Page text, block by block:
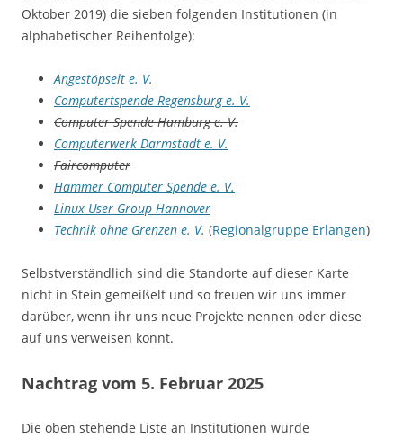
Oktober 2019) die sieben folgenden Institutionen (in
alphabetischer Reihenfolge):
Angestöpselt e. V.
Computertspende Regensburg e. V.
Computer Spende Hamburg e. V.
Computerwerk Darmstadt e. V.
Faircomputer
Hammer Computer Spende e. V.
Linux User Group Hannover
Technik ohne Grenzen e. V. (Regionalgruppe Erlangen)
Selbstverständlich sind die Standorte auf dieser Karte
nicht in Stein gemeißelt und so freuen wir uns immer
darüber, wenn ihr uns neue Projekte nennen oder diese
auf uns verweisen könnt.
Nachtrag vom 5. Februar 2025
Die oben stehende Liste an Institutionen wurde